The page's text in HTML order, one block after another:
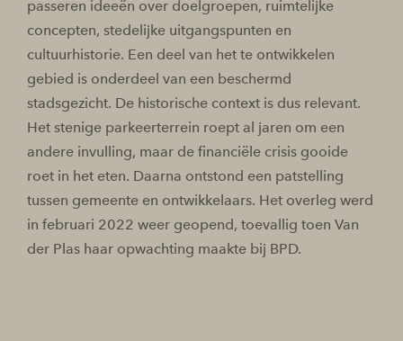
passeren ideeën over doelgroepen, ruimtelijke
concepten, stedelijke uitgangspunten en
cultuurhistorie. Een deel van het te ontwikkelen
gebied is onderdeel van een beschermd
stadsgezicht. De historische context is dus relevant.
Het stenige parkeerterrein roept al jaren om een
andere invulling, maar de financiële crisis gooide
roet in het eten. Daarna ontstond een patstelling
tussen gemeente en ontwikkelaars. Het overleg werd
in februari 2022 weer geopend, toevallig toen Van
der Plas haar opwachting maakte bij BPD.